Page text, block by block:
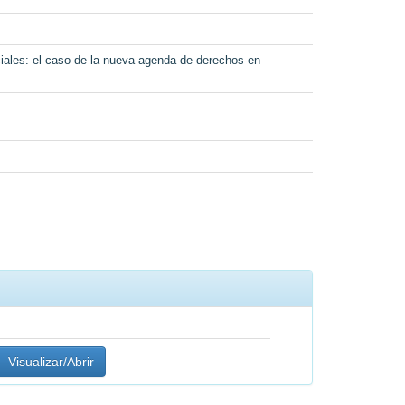
el caso de la nueva agenda de derechos en
Visualizar/Abrir